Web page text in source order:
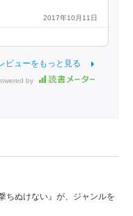
2017年10月11日
ビューをもっと見る
by
ちぬけない』が、ジャンルを